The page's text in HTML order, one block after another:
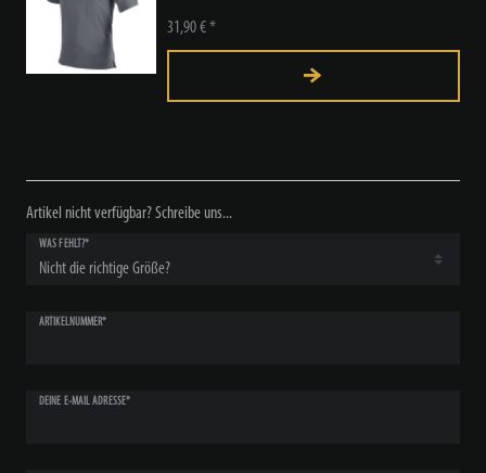
31,90 € *
Artikel nicht verfügbar? Schreibe uns...
WAS FEHLT?*
ARTIKELNUMMER*
DEINE E-MAIL ADRESSE*